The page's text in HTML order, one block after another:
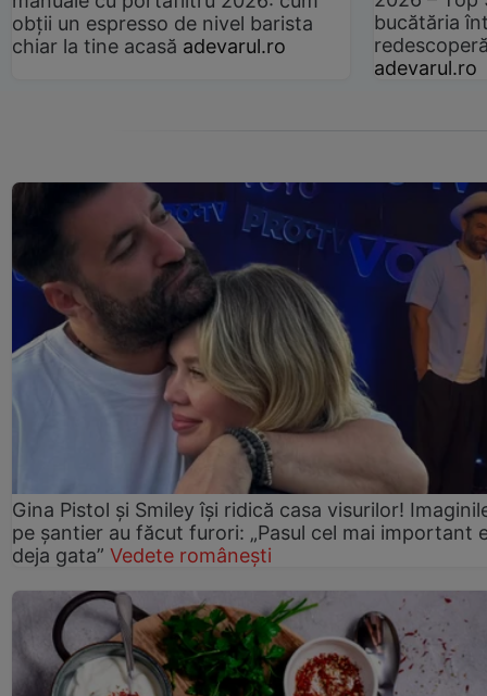
obții un espresso de nivel barista
chiar la tine acasă adevarul.ro
bucătăria
adevarul.ro
Gina Pistol și Smiley își ridică casa visurilor!
pe șantier au făcut furori: „Pasul cel mai important
deja gata” Vedete românești